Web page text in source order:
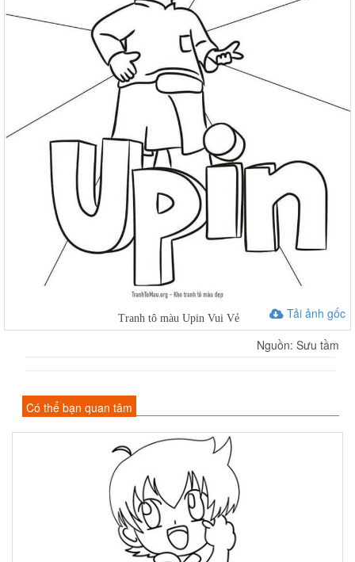
Tải ảnh gốc
Tranh tô màu Upin Vui Vẻ
Nguồn: Sưu tầm
Có thể bạn quan tâm